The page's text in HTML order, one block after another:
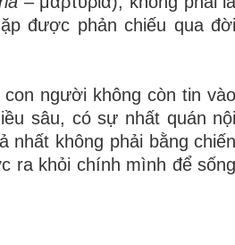
được phản chiếu qua
người không còn tin
sâu, có sự nhất quán
nhất không phải bằng
ra khỏi chính mình để